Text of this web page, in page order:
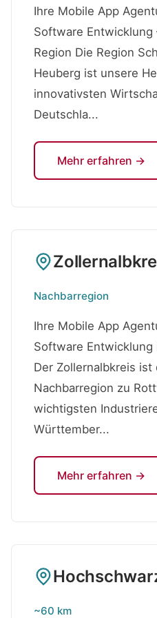
Ihre Mobile App
Software
Region Die Region
Heuberg ist unsere
innovativsten
Deutschla...
Mehr erfahren →
Nachbarregion
Ihre Mobile App
Software Entwicklung
Der Zollernalbkreis ist
Nachbarregion zu
wichtigsten
Württember...
Mehr erfahren →
~60 km